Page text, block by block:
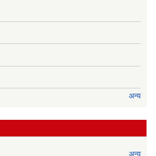
अन्य
अन्य